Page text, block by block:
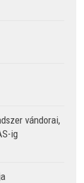
vándorai,
ig